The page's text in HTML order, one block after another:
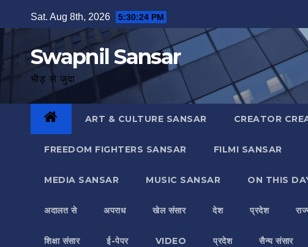
to
Sat. Aug 8th, 2026 5:30:25 PM
Swapnil Sansar
भीड़ से जुदा
ART & CULTURE SANSAR CREATOR
FREEDOM FIGHTERS SANSAR FILMI SANSAR
MEDIA SANSAR MUSIC SANSAR ON THIS
अदालत से अपराध खेल संसार देश प्रदेश
शिक्षा संसार ई-पेपर VIDEO प्रदेश सैन्य संसार